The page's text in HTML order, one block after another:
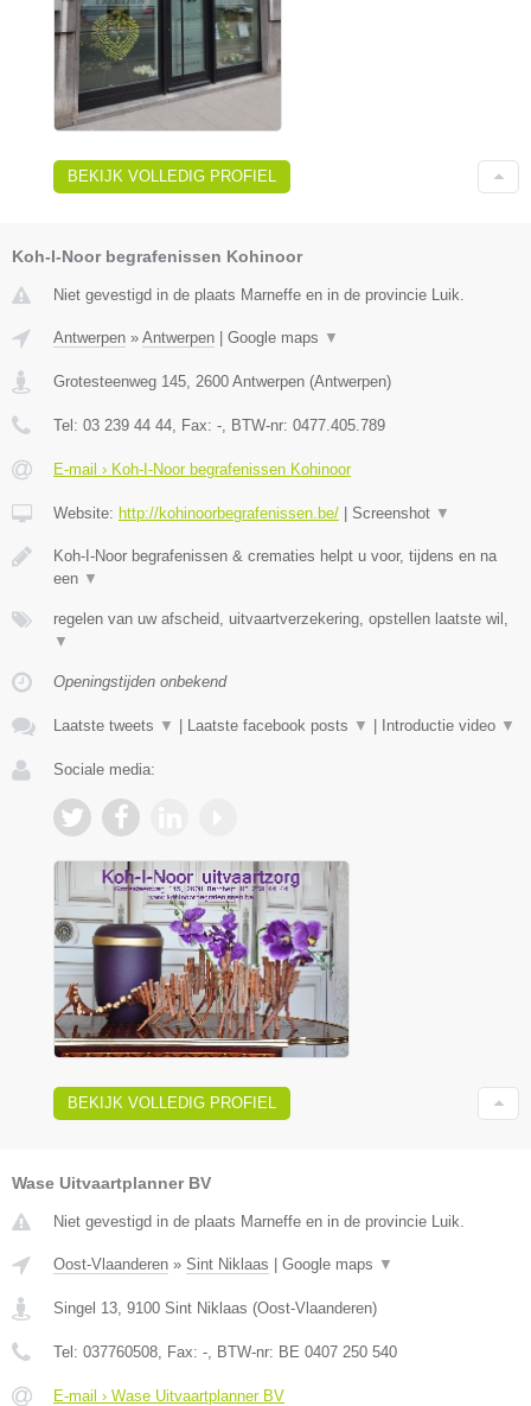
BEKIJK VOLLEDIG PROFIEL
Koh-I-Noor begrafenissen Kohinoor
Niet gevestigd in de plaats Marneffe en in de provincie Luik.
Antwerpen » Antwerpen Google maps ▼
Grotesteenweg 145, 2600 Antwerpen (Antwerpen)
Tel: 03 239 44 44, Fax: -, BTW-nr: 0477.405.789
E-mail › Koh-I-Noor begrafenissen Kohinoor
Website: http://kohinoorbegrafenissen.be/ Screenshot ▼
Koh-I-Noor begrafenissen & crematies helpt u voor, tijdens en na
een ▼
regelen van uw afscheid, uitvaartverzekering, opstellen laatste wil,
▼
Openingstijden onbekend
Laatste tweets ▼ Laatste facebook posts ▼ Introductie video ▼
Sociale media:
BEKIJK VOLLEDIG PROFIEL
Wase Uitvaartplanner BV
Niet gevestigd in de plaats Marneffe en in de provincie Luik.
Oost-Vlaanderen » Sint Niklaas Google maps ▼
Singel 13 9100 Sint Niklaas (Oost-Vlaanderen)
Tel: 037760508 , Fax: - , BTW-nr: BE 0407 250 540
E-mail › Wase Uitvaartplanner BV